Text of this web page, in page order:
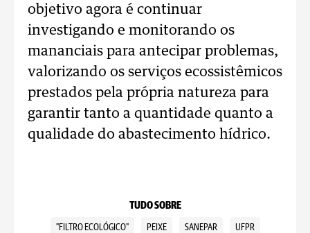
objetivo agora é continuar
investigando e monitorando os
mananciais para antecipar problemas,
valorizando os serviços ecossistêmicos
prestados pela própria natureza para
garantir tanto a quantidade quanto a
qualidade do abastecimento hídrico.
TUDO SOBRE
"FILTRO ECOLÓGICO" PEIXE SANEPAR UFPR